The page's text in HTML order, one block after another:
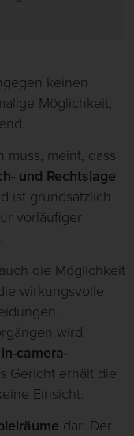
keinen
Möglichkeit,
muss, meint, dass
und Rechtslage
ist grundsätzlich
vorläufiger
die Möglichkeit
wirkungsvolle
wird
in-camera-
Gericht erhält die
Einsicht.
dar: Der